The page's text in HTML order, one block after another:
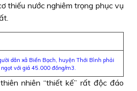
thiếu nước nghiêm trọng phục vụ
dân xã Biển Bạch, huyện Thới Bình phải
với giá 45.000 đồng/m3.
nhiên “thiết kế” rất độc đáo